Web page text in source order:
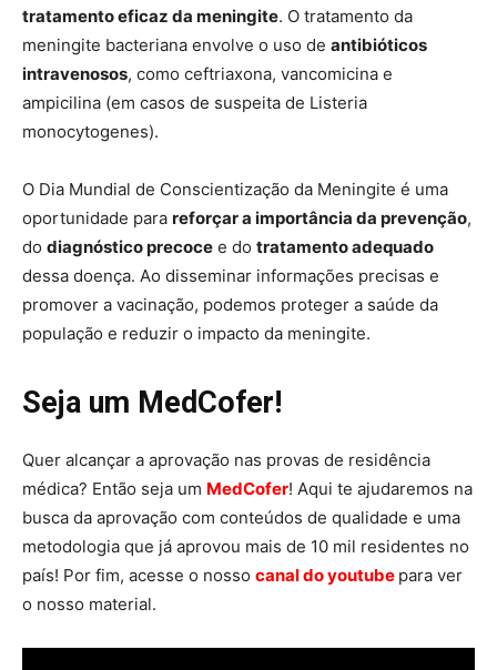
tratamento eficaz da meningite. O tratamento da
meningite bacteriana envolve o uso de antibióticos
intravenosos, como ceftriaxona, vancomicina e
ampicilina (em casos de suspeita de Listeria
monocytogenes).
O Dia Mundial de Conscientização da Meningite é uma
oportunidade para reforçar a importância da prevenção,
do diagnóstico precoce e do tratamento adequado
dessa doença. Ao disseminar informações precisas e
promover a vacinação, podemos proteger a saúde da
população e reduzir o impacto da meningite.
Seja um MedCofer!
Quer alcançar a aprovação nas provas de residência
médica? Então seja um MedCofer! Aqui te ajudaremos na
busca da aprovação com conteúdos de qualidade e uma
metodologia que já aprovou mais de 10 mil residentes no
país! Por fim, acesse o nosso canal do youtube para ver
o nosso material.